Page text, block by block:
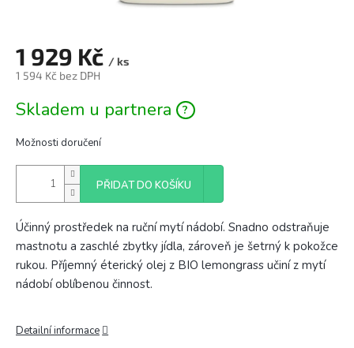
1 929 Kč / ks
1 594 Kč bez DPH
cena:
Skladem u partnera
Možnosti doručení
PŘIDAT DO KOŠÍKU
Účinný prostředek na ruční mytí nádobí. Snadno odstraňuje
mastnotu a zaschlé zbytky jídla, zároveň je šetrný k pokožce
rukou. Příjemný éterický olej z BIO lemongrass učiní z mytí
nádobí oblíbenou činnost.
Detailní informace